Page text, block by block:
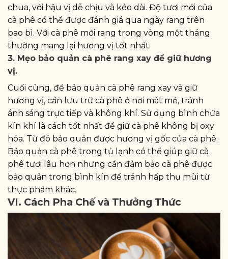
chua, với hậu vị dễ chịu và kéo dài. Độ tươi mới của
cà phê có thể được đánh giá qua ngày rang trên
bao bì. Với cà phê mới rang trong vòng một tháng
thường mang lại hương vị tốt nhất.
3. Mẹo bảo quản cà phê rang xay để giữ hương
vị.
Cuối cùng, để bảo quản cà phê rang xay và giữ
hương vị, cần lưu trữ cà phê ở nơi mát mẻ, tránh
ánh sáng trực tiếp và không khí. Sử dụng bình chứa
kín khí là cách tốt nhất để giữ cà phê không bị oxy
hóa. Từ đó bảo quản được hương vị gốc của cà phê.
Bảo quản cà phê trong tủ lạnh có thể giúp giữ cà
phê tươi lâu hơn nhưng cần đảm bảo cà phê được
bảo quản trong bình kín để tránh hấp thụ mùi từ
thực phẩm khác.
VI. Cách Pha Chế và Thưởng Thức